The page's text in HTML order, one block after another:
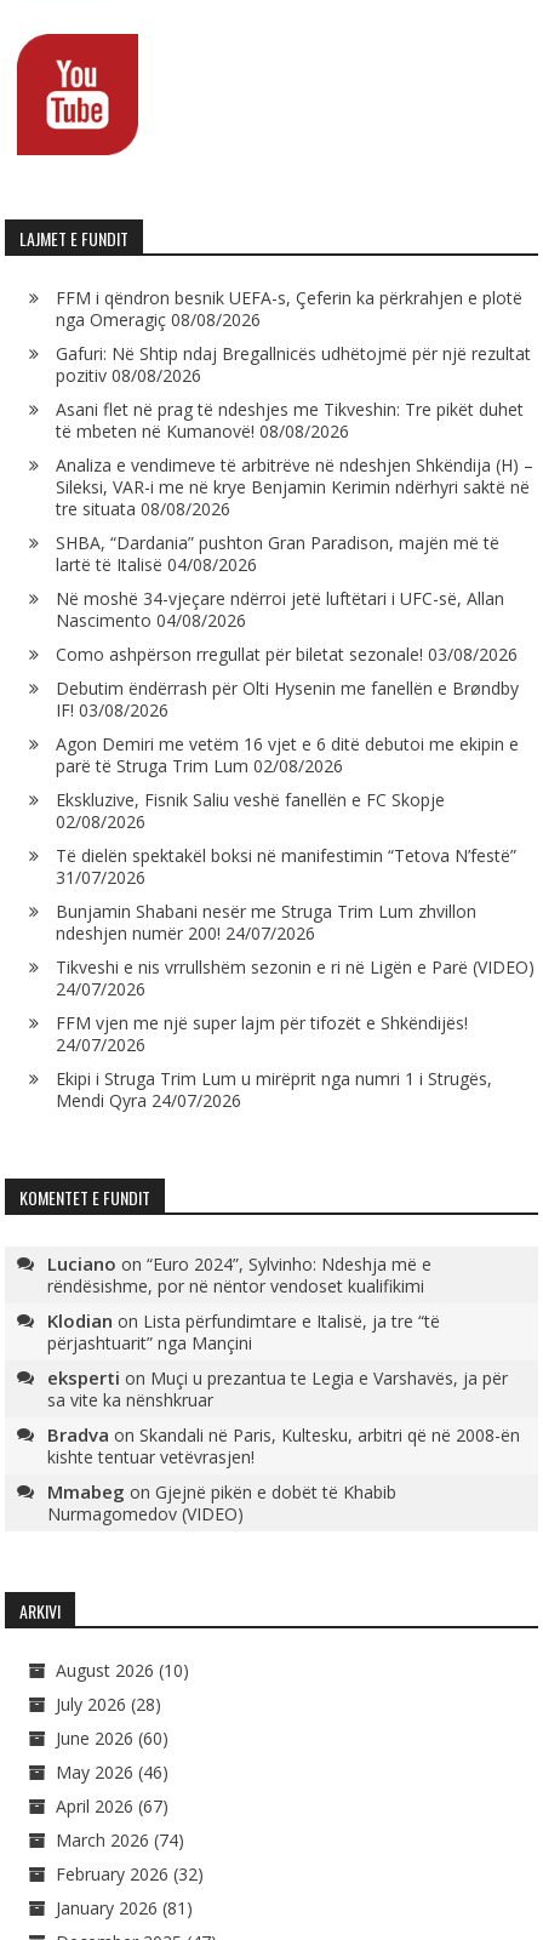
LAJMET E FUNDIT
FFM i qëndron besnik UEFA-s, Çeferin ka përkrahjen e plotë
nga Omeragiç 08/08/2026
Gafuri: Në Shtip ndaj Bregallnicës udhëtojmë për një rezultat
pozitiv 08/08/2026
Asani flet në prag të ndeshjes me Tikveshin: Tre pikët duhet
të mbeten në Kumanovë! 08/08/2026
Analiza e vendimeve të arbitrëve në ndeshjen Shkëndija (H) –
Sileksi, VAR-i me në krye Benjamin Kerimin ndërhyri saktë në
tre situata 08/08/2026
SHBA, “Dardania” pushton Gran Paradison, majën më të
lartë të Italisë 04/08/2026
Në moshë 34-vjeçare ndërroi jetë luftëtari i UFC-së, Allan
Nascimento 04/08/2026
Como ashpërson rregullat për biletat sezonale! 03/08/2026
Debutim ëndërrash për Olti Hysenin me fanellën e Brøndby
IF! 03/08/2026
Agon Demiri me vetëm 16 vjet e 6 ditë debutoi me ekipin e
parë të Struga Trim Lum 02/08/2026
Ekskluzive, Fisnik Saliu veshë fanellën e FC Skopje
02/08/2026
Të dielën spektakël boksi në manifestimin “Tetova N’festë”
31/07/2026
Bunjamin Shabani nesër me Struga Trim Lum zhvillon
ndeshjen numër 200! 24/07/2026
Tikveshi e nis vrrullshëm sezonin e ri në Ligën e Parë (VIDEO)
24/07/2026
FFM vjen me një super lajm për tifozët e Shkëndijës!
24/07/2026
Ekipi i Struga Trim Lum u mirëprit nga numri 1 i Strugës,
Mendi Qyra 24/07/2026
KOMENTET E FUNDIT
Luciano on“Euro 2024”, Sylvinho: Ndeshja më e
rëndësishme, por në nëntor vendoset kualifikimi
Klodian on Lista përfundimtare e Italisë, ja tre “të
përjashtuarit” nga Mançini
eksperti on Muçi u prezantua te Legia e Varshavës, ja për
sa vite ka nënshkruar
Bradva onSkandali në Paris, Kultesku, arbitri që në 2008-ën
kishte tentuar vetëvrasjen!
Mmabeg onGjejnë pikën e dobët të Khabib
Nurmagomedov (VIDEO)
ARKIVI
August 2026 (10)
July 2026 (28)
June 2026 (60)
May 2026 (46)
April 2026 (67)
March 2026 (74)
February 2026 (32)
January 2026 (81)